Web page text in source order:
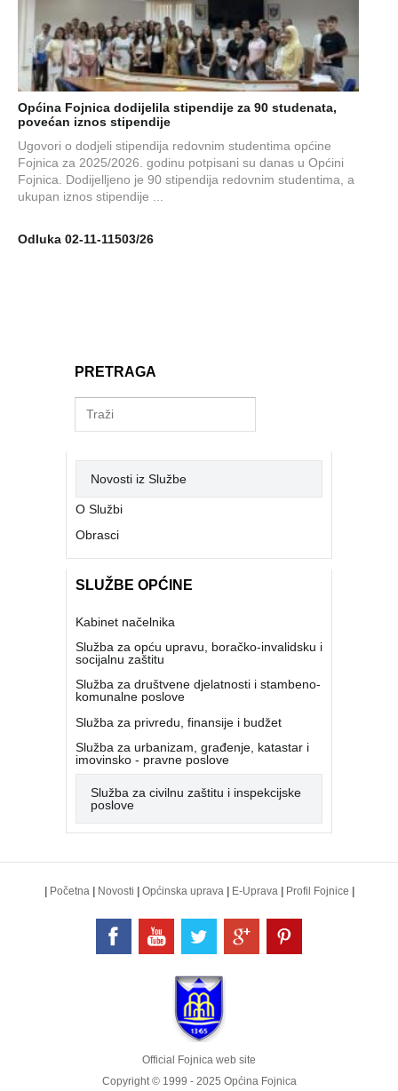
Općina Fojnica dodijelila stipendije za 90 studenata,
povećan iznos stipendije
Ugovori o dodjeli stipendija redovnim studentima općine
Fojnica za 2025/2026. godinu potpisani su danas u Općini
Fojnica. Dodijelljeno je 90 stipendija redovnim studentima, a
ukupan iznos stipendije ...
Odluka 02-11-11503/26
PRETRAGA
Novosti iz Službe
O Službi
Obrasci
SLUŽBE OPĆINE
Kabinet načelnika
Služba za opću upravu, boračko-invalidsku i
socijalnu zaštitu
Služba za društvene djelatnosti i stambeno-
komunalne poslove
Služba za privredu, finansije i budžet
Služba za urbanizam, građenje, katastar i
imovinsko - pravne poslove
Služba za civilnu zaštitu i inspekcijske
poslove
| Početna | Novosti | Općinska uprava | E-Uprava | Profil Fojnice |
Official Fojnica web site
Copyright © 1999 - 2025 Općina Fojnica